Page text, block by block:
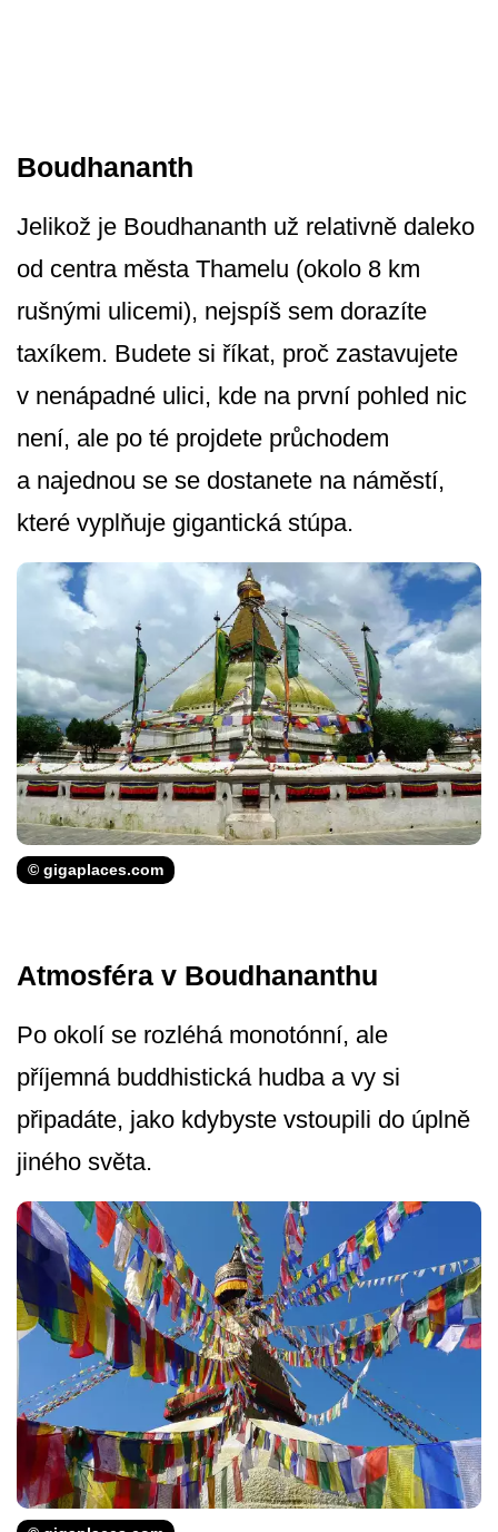
Boudhananth
Jelikož je Boudhananth už relativně daleko
od centra města Thamelu (okolo 8 km
rušnými ulicemi), nejspíš sem dorazíte
taxíkem. Budete si říkat, proč zastavujete
v nenápadné ulici, kde na první pohled nic
není, ale po té projdete průchodem
a najednou se se dostanete na náměstí,
které vyplňuje gigantická stúpa.
© gigaplaces.com
Atmosféra v Boudhananthu
Po okolí se rozléhá monotónní, ale
příjemná buddhistická hudba a vy si
připadáte, jako kdybyste vstoupili do úplně
jiného světa.